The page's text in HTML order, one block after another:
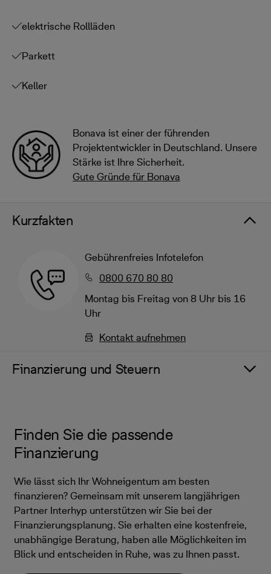
elektrische Rollläden
Parkett
Keller
Bonava ist einer der führenden
Projektentwickler in Deutschland. Unsere
Stärke ist Ihre Sicherheit.
Gute Gründe für Bonava
Kurzfakten
Gebührenfreies Infotelefon
0800 670 80 80
Montag bis Freitag von 8 Uhr bis 16
Uhr
Kontakt aufnehmen
Finanzierung und Steuern
Finden Sie die passende
Finanzierung
Wie lässt sich Ihr Wohneigentum am besten
finanzieren? Gemeinsam mit unserem langjährigen
Partner Interhyp unterstützen wir Sie bei der
Finanzierungsplanung. Sie erhalten eine kostenfreie,
unabhängige Beratung, haben alle Möglichkeiten im
Blick und entscheiden in Ruhe, was zu Ihnen passt.